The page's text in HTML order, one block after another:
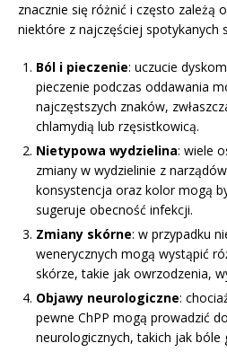
znacznie się różnić i często zależą
niektóre z najczęściej spotykanych
Ból i pieczenie: uczucie
pieczenie podczas oddawania
najczęstszych znaków,
chlamydią lub rzęsistkowicą.
Nietypowa wydzielina: wiele
zmiany w wydzielinie z
konsystencja oraz kolor mogą
sugeruje obecność infekcji.
Zmiany skórne: w przypadku
wenerycznych mogą wystąpić
skórze, takie jak owrzodzenia,
Objawy neurologiczne:
pewne ChPP mogą prowadzić
neurologicznych, takich jak bóle